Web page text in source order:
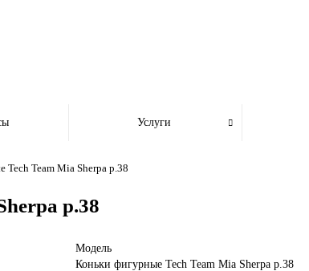
Услуги
Tech Team Mia Sherpa р.38
р.38
Модель
Коньки фигурные Tech Team Mia Sherpa р.38